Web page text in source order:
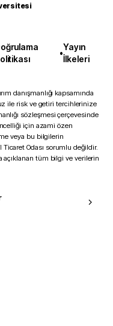
•
Yayın
İlkeleri
danışmanlığı kapsamında
ile risk ve getiri tercihlerinize
sözleşmesi çerçevesinde
için azami özen
veya bu bilgilerin
Odası sorumlu değildir.
açıklanan tüm bilgi ve verilerin